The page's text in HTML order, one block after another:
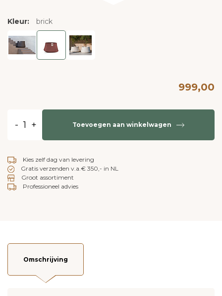
Kleur: brick
999,00
- + Toevoegen aan winkelwagen
Kies zelf dag van levering
Gratis verzenden v.a.€ 350,- in NL
Groot assortiment
Professioneel advies
Omschrijving